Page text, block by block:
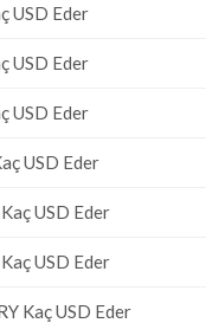
USD Eder
USD Eder
USD Eder
USD Eder
USD Eder
USD Eder
Kaç USD Eder